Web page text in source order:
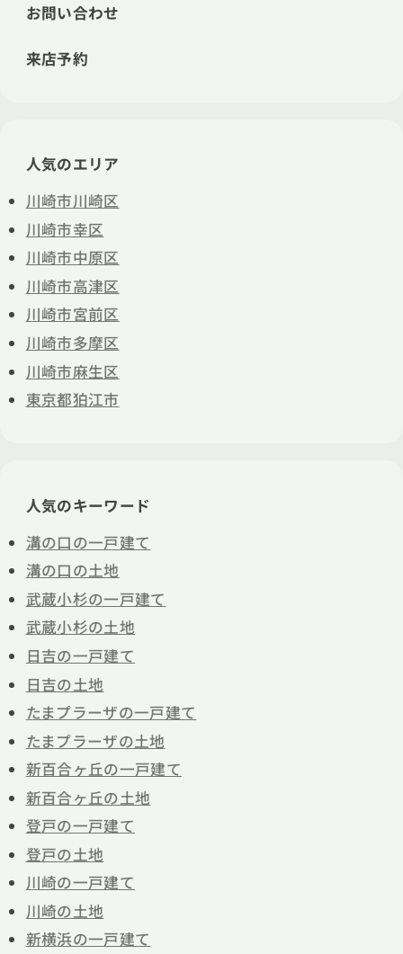
お問い合わせ
来店予約
人気のエリア
川崎市川崎区
川崎市幸区
川崎市中原区
川崎市高津区
川崎市宮前区
川崎市多摩区
川崎市麻生区
東京都狛江市
人気のキーワード
溝の口の一戸建て
溝の口の土地
武蔵小杉の一戸建て
武蔵小杉の土地
日吉の一戸建て
日吉の土地
たまプラーザの一戸建て
たまプラーザの土地
新百合ヶ丘の一戸建て
新百合ヶ丘の土地
登戸の一戸建て
登戸の土地
川崎の一戸建て
川崎の土地
新横浜の一戸建て